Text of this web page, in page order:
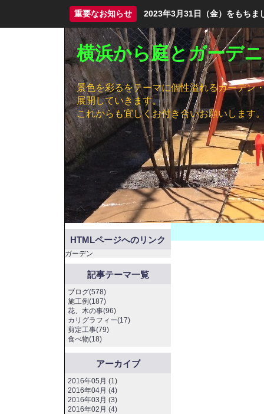
重要なお知らせ 2023年3月31日（金）をもちま
横浜から庭とガーデ
景色を彩るをテーマに個性溢れるガーデン
展開していきます。
これからも宜しくお付き合いお願いします
HTMLページへのリンク
ガーデン
記事テーマ一覧
ブログ(578)
施工例(187)
花、木の事(96)
カリグラフィー(17)
剪定工事(79)
食べ物(18)
アーカイブ
2016年05月 (1)
2016年04月 (4)
2016年03月 (3)
2016年02月 (4)